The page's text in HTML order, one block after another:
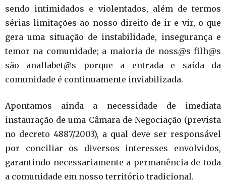
sendo intimidados e violentados, além de termos
sérias limitações ao nosso direito de ir e vir, o que
gera uma situação de instabilidade, insegurança e
temor na comunidade; a maioria de noss@s filh@s
são analfabet@s porque a entrada e saída da
comunidade é continuamente inviabilizada.
Apontamos ainda a necessidade de imediata
instauração de uma Câmara de Negociação (prevista
no decreto 4887/2003), a qual deve ser responsável
por conciliar os diversos interesses envolvidos,
garantindo necessariamente a permanência de toda
a comunidade em nosso território tradicional.